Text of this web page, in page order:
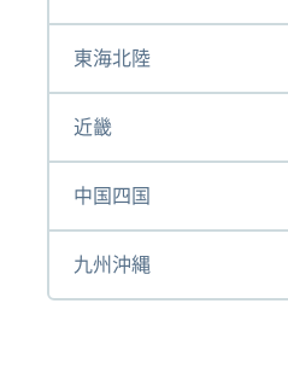
東海北陸
近畿
中国四国
九州沖縄